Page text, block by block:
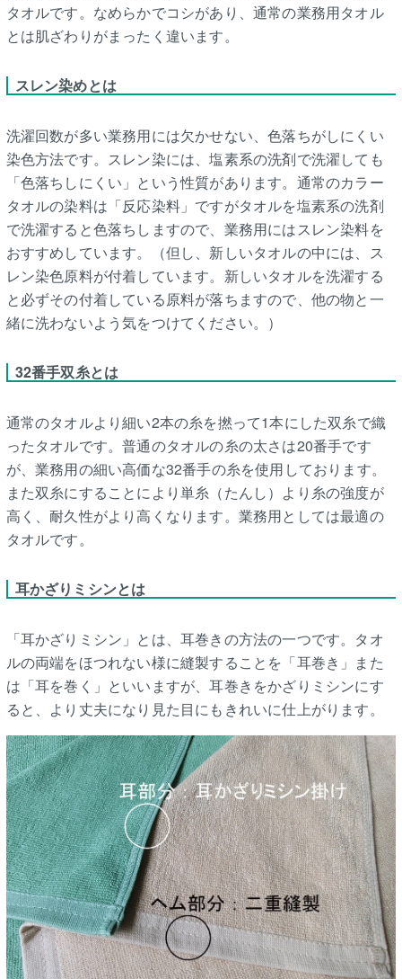
タオルです。なめらかでコシがあり、通常の業務用タオル
とは肌ざわりがまったく違います。
スレン染めとは
洗濯回数が多い業務用には欠かせない、色落ちがしにくい
染色方法です。スレン染には、塩素系の洗剤で洗濯しても
「色落ちしにくい」という性質があります。通常のカラー
タオルの染料は「反応染料」ですがタオルを塩素系の洗剤
で洗濯すると色落ちしますので、業務用にはスレン染料を
おすすめしています。（但し、新しいタオルの中には、ス
レン染色原料が付着しています。新しいタオルを洗濯する
と必ずその付着している原料が落ちますので、他の物と一
緒に洗わないよう気をつけてください。）
32番手双糸とは
通常のタオルより細い2本の糸を撚って1本にした双糸で織
ったタオルです。普通のタオルの糸の太さは20番手です
が、業務用の細い高価な32番手の糸を使用しております。
また双糸にすることにより単糸（たんし）より糸の強度が
高く、耐久性がより高くなります。業務用としては最適の
タオルです。
耳かざりミシンとは
「耳かざりミシン」とは、耳巻きの方法の一つです。タオ
ルの両端をほつれない様に縫製することを「耳巻き」また
は「耳を巻く」といいますが、耳巻きをかざりミシンにす
ると、より丈夫になり見た目にもきれいに仕上がります。